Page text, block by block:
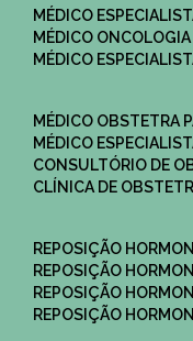
MÉDICO
MÉDICO
MÉDICO
MÉDICO OBSTETRA
MÉDICO
CONSULTÓRIO DE
CLÍNICA DE
REPOSIÇÃO
REPOSIÇÃO
REPOSIÇÃO
REPOSIÇÃO